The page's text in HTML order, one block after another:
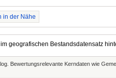
in der Nähe
geografischen Bestandsdatensatz
Bewertungsrelevante Kerndaten wie